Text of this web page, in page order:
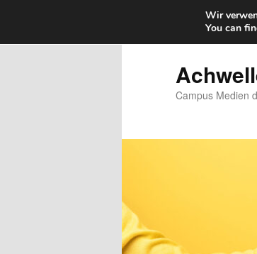
primären
sekundären
Campus Medien
Wir
You can